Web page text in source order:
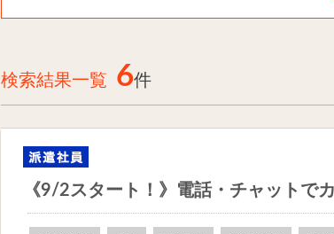
検索結果一覧 6件
《9/2スタート！》電話・チャットで